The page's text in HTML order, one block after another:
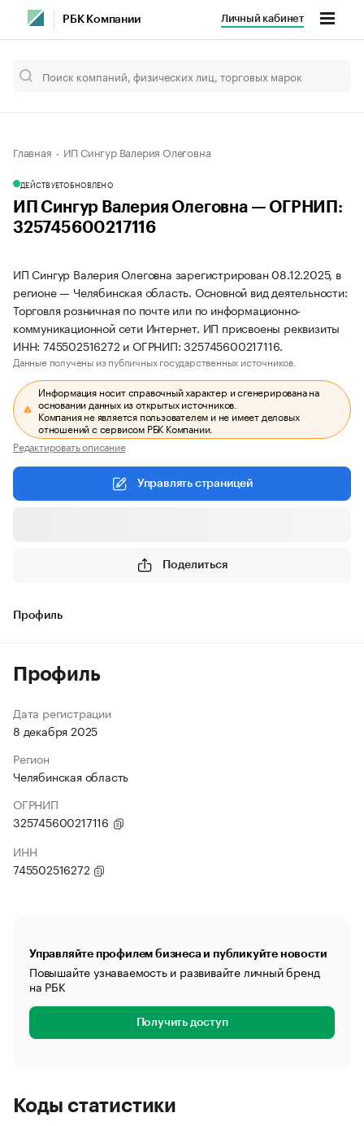
РБК Компании Личный кабинет
Главная ИП Сингур Валерия Олеговна
ДЕЙСТВУЕТОБНОВЛЕНО
ИП Сингур Валерия Олеговна — ОГРНИП:
325745600217116
ИП Сингур Валерия Олеговна зарегистрирован 08.12.2025, в
регионе — Челябинская область. Основной вид деятельности:
Торговля розничная по почте или по информационно-
коммуникационной сети Интернет. ИП присвоены реквизиты
ИНН: 745502516272 и ОГРНИП: 325745600217116.
Данные получены из публичных государственных источников.
Информация носит справочный характер и сгенерирована на
основании данных из открытых источников.
Компания не является пользователем и не имеет деловых
отношений с сервисом РБК Компании.
Редактировать описание
Управлять страницей
Поделиться
Профиль
Профиль
Дата регистрации
8 декабря 2025
Регион
Челябинская область
ОГРНИП
325745600217116
ИНН
745502516272
Управляйте профилем бизнеса и публикуйте новости
Повышайте узнаваемость и развивайте личный бренд
на РБК
Получить доступ
Коды статистики